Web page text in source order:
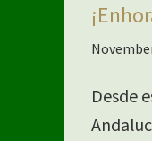
Desde